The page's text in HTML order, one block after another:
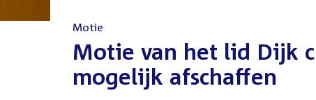
Motie
:Motie van het lid Dijk
mogelijk afschaffen